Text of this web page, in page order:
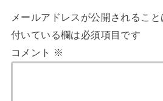
メールアドレスが公開されること
付いている欄は必須項目です
コメント
※